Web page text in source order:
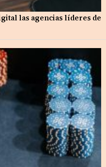
las agencias líderes de